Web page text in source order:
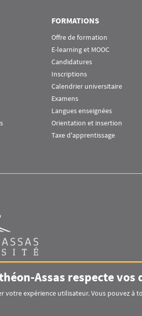
FORMATIONS
Offre de formation
E-learning et MOOC
Candidatures
Inscriptions
Calendrier universitaire
Examens
Langues enseignées
Orientation et insertion
Taxe d'apprentissage
Assas respecte vos
votre expérience utilisateur. Vous pouvez